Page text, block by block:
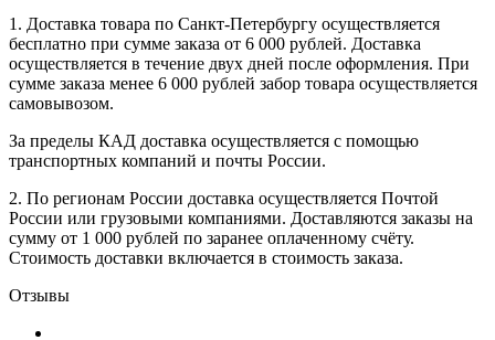
1. Доставка товара по Санкт-Петербургу осуществляется
бесплатно при сумме заказа от 6 000 рублей. Доставка
осуществляется в течение двух дней после оформления. При
сумме заказа менее 6 000 рублей забор товара осуществляется
самовывозом.
За пределы КАД доставка осуществляется с помощью
транспортных компаний и почты России.
2. По регионам России доставка осуществляется Почтой
России или грузовыми компаниями. Доставляются заказы на
сумму от 1 000 рублей по заранее оплаченному счёту.
Стоимость доставки включается в стоимость заказа.
Отзывы